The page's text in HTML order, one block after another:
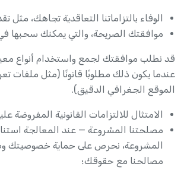
الوفاء بالتزاماتنا التعاقدية تجاهك، مثل
موافقتك الصريحة، والتي يمكنك سحبها
قد نطلب موافقتك لجمع واستخدام أنواع
عندما يكون ذلك مطلوبًا قانونًا (مثل ملفات
الموقع الجغرافي الدقيق).
الامتثال للالتزامات القانونية المفروضة
مصلحتنا المشروعة — عند المعالجة
المشروعة، نحرص على حماية خصوصيتك
مصالحنا مع حقوقك؛